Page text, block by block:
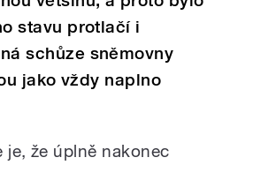
stavu protlačí i
schůze sněmovny
jako vždy naplno
že úplně nakonec